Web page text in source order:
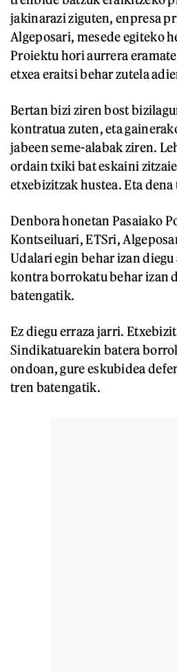
jakinarazi ziguten, enpresa
Algeposari, mesede egiteko
Proiektu hori aurrera
etxea eraitsi behar zutela
Bertan bizi ziren bost
kontratua zuten, eta
jabeen seme-alabak ziren.
ordain txiki bat eskaini
etxebizitzak hustea. Eta
Denbora honetan Pasaiako
Kontseiluari, ETSri,
Udalari egin behar izan diegu
kontra borrokatu behar izan
batengatik.
Ez diegu erraza jarri.
Sindikatuarekin batera
ondoan, gure eskubidea
tren batengatik.